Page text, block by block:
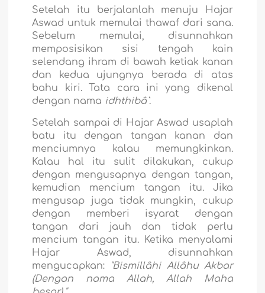
Setelah itu berjalanlah menuju Hajar
Aswad untuk memulai thawaf dari sana.
Sebelum memulai, disunnahkan
memposisikan sisi tengah kain
selendang ihram di bawah ketiak kanan
dan kedua ujungnya berada di atas
bahu kiri. Tata cara ini yang dikenal
dengan nama idhthibâ`.
Setelah sampai di Hajar Aswad usaplah
batu itu dengan tangan kanan dan
menciumnya kalau memungkinkan.
Kalau hal itu sulit dilakukan, cukup
dengan mengusapnya dengan tangan,
kemudian mencium tangan itu. Jika
mengusap juga tidak mungkin, cukup
dengan memberi isyarat dengan
tangan dari jauh dan tidak perlu
mencium tangan itu. Ketika menyalami
Hajar Aswad, disunnahkan
mengucapkan:
"Bismillâhi Allâhu Akbar
(Dengan nama Allah, Allah Maha